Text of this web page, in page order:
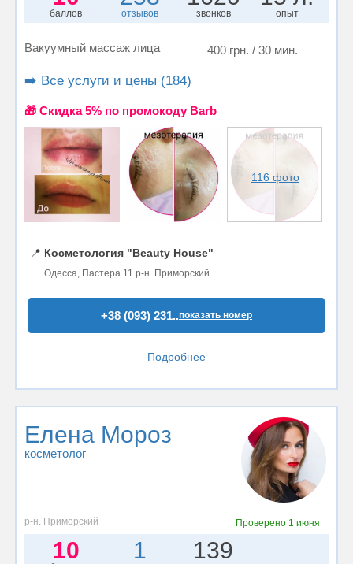
баллов отзывов звонков опыт
Вакуумный массаж лица 400 грн. / 30 мин.
➡️ Все услуги и цены (184)
🎁 Cкидка 5% по промокоду Barb
116 фото
📍 Косметология "Beauty House"
Одесса, Пастера 11 р-н. Приморский
+38 (093) 231..показать номер
Подробнее
Елена Мороз
косметолог
р-н. Приморский Проверено 1 июня
10 1 139